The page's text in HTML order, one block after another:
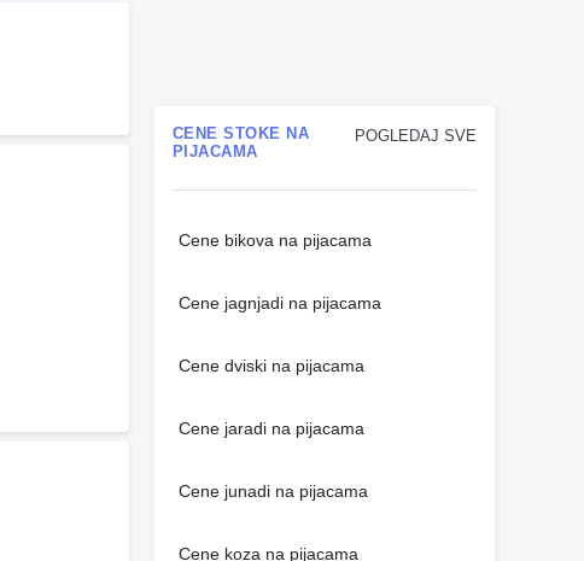
POGLEDAJ SVE
CENE STOKE NA
PIJACAMA
Cene bikova na pijacama
Cene jagnjadi na pijacama
Cene dviski na pijacama
Cene jaradi na pijacama
Cene junadi na pijacama
Cene koza na pijacama